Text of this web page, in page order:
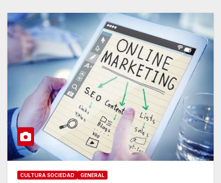
CULTURA SOCIEDAD GENERAL